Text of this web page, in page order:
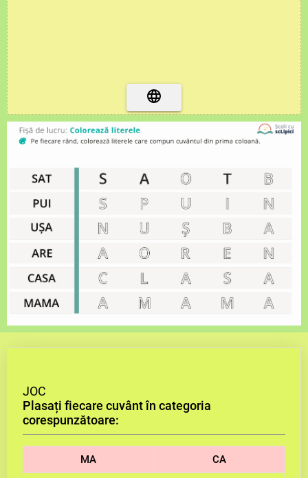
JOC
Plasați fiecare cuvânt în categoria
corespunzătoare:
MA CA